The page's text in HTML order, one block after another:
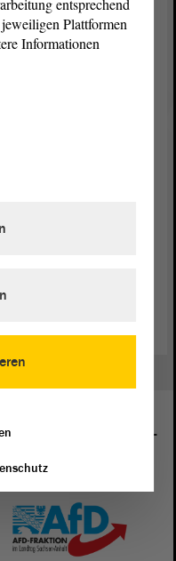
Ich freue
in den
einmal
das ist ein Thema,
alle Einzelpunkte
von Sachsen-
entsprechend
Plattformen
Informationen